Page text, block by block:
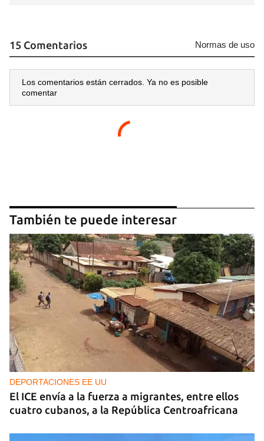
15 Comentarios Normas de uso
Los comentarios están cerrados. Ya no es posible
comentar
También te puede interesar
DEPORTACIONES EE UU
El ICE envía a la fuerza a migrantes, entre ellos
cuatro cubanos, a la República Centroafricana